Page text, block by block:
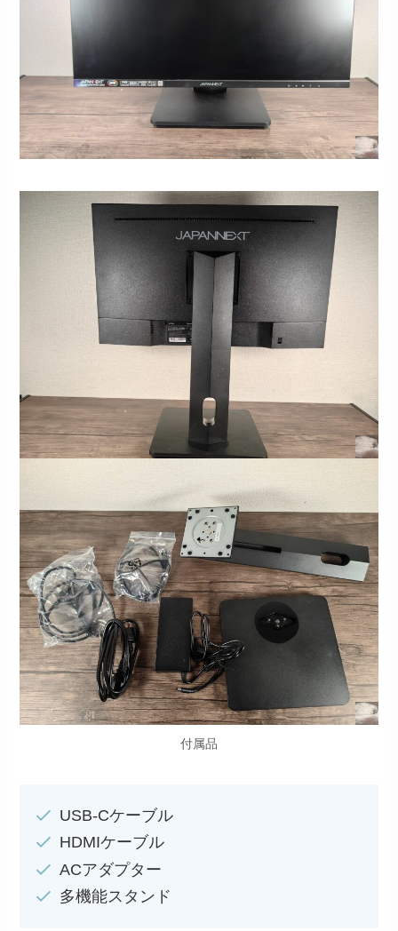
付属品
USB-Cケーブル
HDMIケーブル
ACアダプター
多機能スタンド